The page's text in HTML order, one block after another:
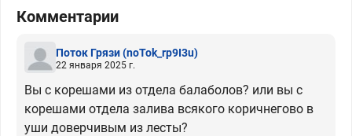
Комментарии
Поток Грязи(noTok_rp9I3u)
22 января 2025 г.
Вы с корешами из отдела балаболов? или вы с
корешами отдела залива всякого коричнегово в
уши доверчивым из лесты?